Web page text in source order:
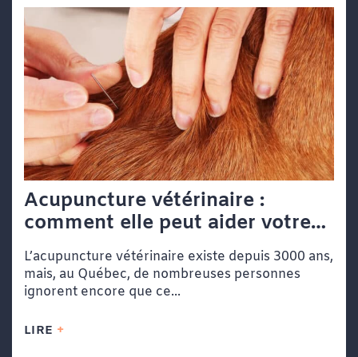
Acupuncture vétérinaire :
comment elle peut aider votre
chien ou votre chat
L’acupuncture vétérinaire existe depuis 3000 ans,
mais, au Québec, de nombreuses personnes
ignorent encore que ce...
LIRE